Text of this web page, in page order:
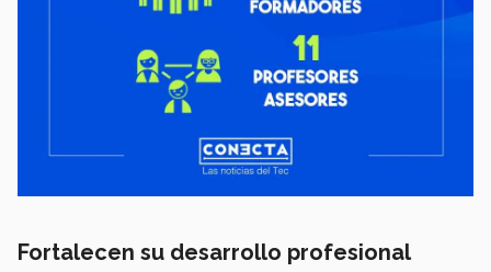
Fortalecen su desarrollo profesional